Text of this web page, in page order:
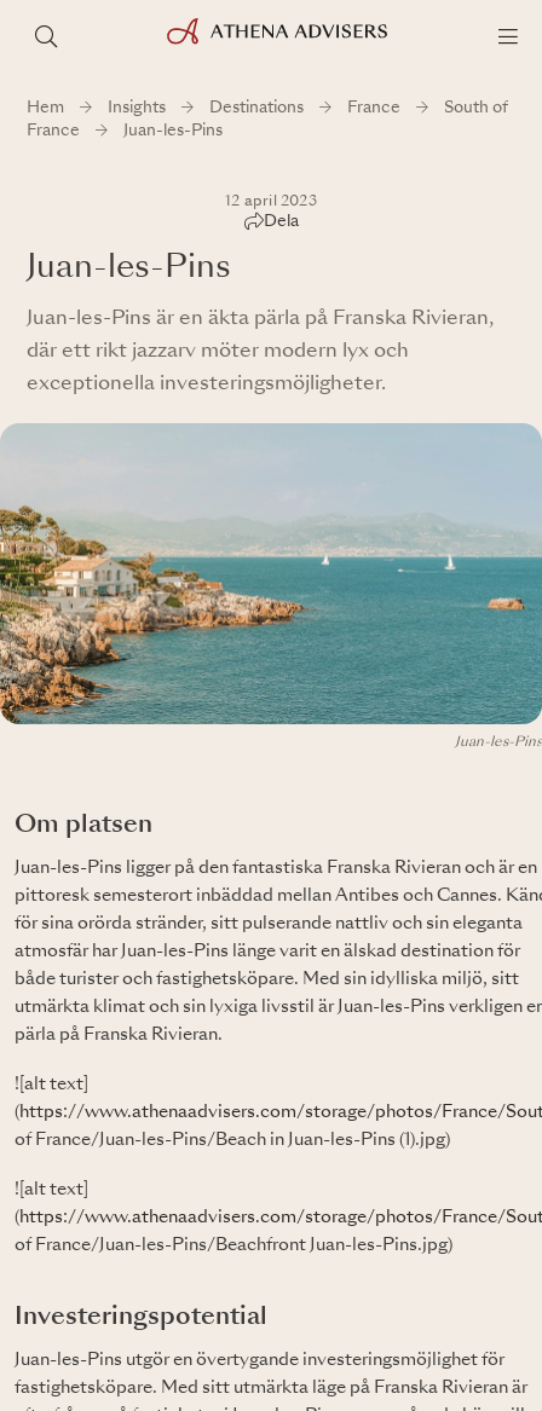
Hem Insights Destinations France
South of
France
Juan-les-Pins
12 april 2023
Dela
Juan-les-Pins
Juan-les-Pins är en äkta pärla på Franska Rivieran,
där ett rikt jazzarv möter modern lyx och
exceptionella investeringsmöjligheter.
Juan-les-Pins
Om platsen
Juan-les-Pins ligger på den fantastiska Franska Rivieran och är en
pittoresk semesterort inbäddad mellan Antibes och Cannes.
för sina orörda stränder, sitt pulserande nattliv och sin eleganta
atmosfär har Juan-les-Pins länge varit en älskad destination för
både turister och fastighetsköpare. Med sin idylliska miljö, sitt
utmärkta klimat och sin lyxiga livsstil är Juan-les-Pins verkligen
pärla på Franska Rivieran.
![alt text]
(https://www.athenaadvisers.com/storage/photos/France/
of France/Juan-les-Pins/Beach in Juan-les-Pins (1).jpg)
![alt text]
(https://www.athenaadvisers.com/storage/photos/France/
of France/Juan-les-Pins/Beachfront Juan-les-Pins.jpg)
Investeringspotential
Juan-les-Pins utgör en övertygande investeringsmöjlighet för
fastighetsköpare. Med sitt utmärkta läge på Franska Rivieran är